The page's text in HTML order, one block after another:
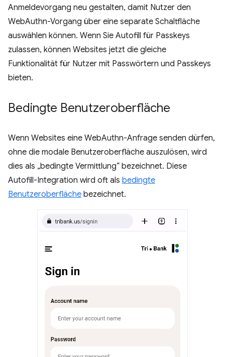
Anmeldevorgang neu gestalten, damit Nutzer den
WebAuthn-Vorgang über eine separate Schaltfläche
auswählen können. Wenn Sie Autofill für Passkeys
zulassen, können Websites jetzt die gleiche
Funktionalität für Nutzer mit Passwörtern und Passkeys
bieten.
Bedingte Benutzeroberfläche
Wenn Websites eine WebAuthn-Anfrage senden dürfen,
ohne die modale Benutzeroberfläche auszulösen, wird
dies als „bedingte Vermittlung“ bezeichnet. Diese
Autofill-Integration wird oft als bedingte
Benutzeroberfläche bezeichnet.